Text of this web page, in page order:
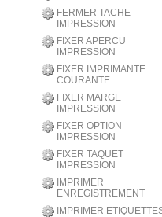
FERMER TACHE
IMPRESSION
FIXER APERCU
IMPRESSION
FIXER IMPRIMANTE
COURANTE
FIXER MARGE
IMPRESSION
FIXER OPTION
IMPRESSION
FIXER TAQUET
IMPRESSION
IMPRIMER
ENREGISTREMENT
IMPRIMER